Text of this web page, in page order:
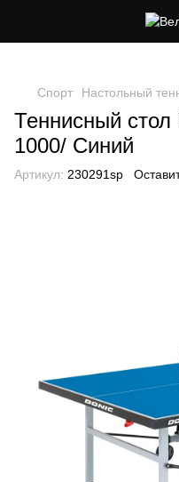
Спорт Настольный
Теннисный
1000/ Синий
Артикул: 230291sp